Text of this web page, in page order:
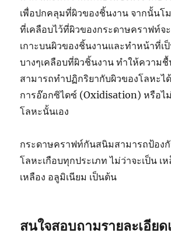
เพื่อปกคลุมที่ผิวของชิ้นงาน จากนั้นโ
ที่เคลือบไว้ที่ผิวของกระดาษคราฟท์จ
เกาะบนผิวของชิ้นงานและทำหน้าที่เ
บางๆเคลือบที่ผิวชิ้นงาน ทำให้ความ
สามารถทำปฏิกริยากับผิวของโลหะไ
การอ๊อกซิไดซ์ (Oxidisation) หรือไ
โลหะนั้นเอง
กระดาษคราฟท์กันสนิมสามารถป้อง
โลหะเกือบทุกประเภท ไม่ว่าจะเป็น เ
เหลือง อลูมิเนียม เป็นต้น
สนใจสอบถามรายละเอียด